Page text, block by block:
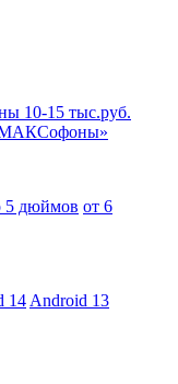
10-15 тыс.руб.
5 дюймов от 6
14 Android 13